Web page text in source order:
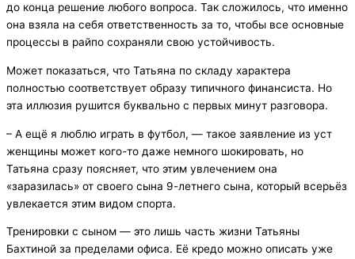
до конца решение любого вопроса. Так сложилось, что именно
она взяла на себя ответственность за то, чтобы все основные
процессы в райпо сохраняли свою устойчивость.
Может показаться, что Татьяна по складу характера
полностью соответствует образу типичного финансиста. Но
эта иллюзия рушится буквально с первых минут разговора.
– А ещё я люблю играть в футбол, — такое заявление из уст
женщины может кого-то даже немного шокировать, но
Татьяна сразу поясняет, что этим увлечением она
«заразилась» от своего сына 9-летнего сына, который всерьёз
увлекается этим видом спорта.
Тренировки с сыном — это лишь часть жизни Татьяны
Бахтиной за пределами офиса. Её кредо можно описать уже